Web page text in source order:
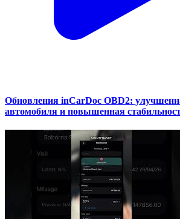
Обновления inCarDoc OBD2:
автомобиля и повышенная